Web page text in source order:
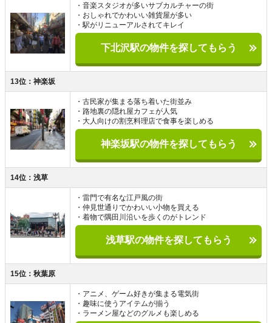
・音楽スタジオが多いサブカルチャーの街
・おしゃれでかわいい雑貨屋が多い
・駅がリニューアルされてキレイ
下北沢駅の物件を探してもらう
13位：神楽坂
・古民家が集まる落ち着いた街並み
・路地裏の隠れ屋カフェが人気
・大人向けの割烹料理店で食事を楽しめる
神楽坂駅の物件を探してもらう
14位：浅草
・雷門で有名な江戸風の街
・仲見世通りでかわいい小物を買える
・着物で隅田川沿いを歩くのがトレンド
浅草駅の物件を探してもらう
15位：秋葉原
・アニメ、ゲーム好きが集まる電気街
・趣味に使うアイテムが揃う
・ラーメン屋などのグルメも楽しめる